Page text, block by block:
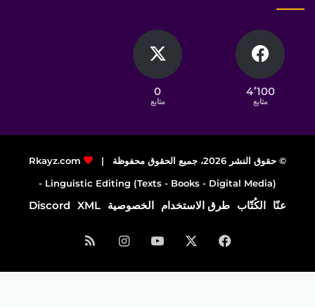
4٬100
متابع
0
متابع
© حقوق النشر 2026، جميع الحقوق محفوظة |
Rkayz.com
Linguistic Editing (Texts - Books - Digital Media) -
عنّا الكُتّاب طرق الاستخدام الخصوصية XML
Discord
فيسبوك ‫YouTubeانستقرامملخص
الموقع